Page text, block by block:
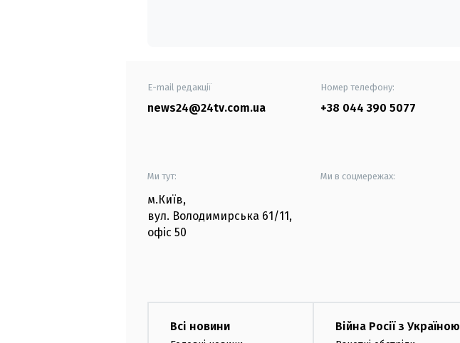
E-mail редакції
news24@24tv.com.ua
Номер телефону:
+38 044 390 5077
Ми тут:
м.Київ,
вул. Володимирська 61/11,
офіс 50
Ми в соцмережах:
Всі новини Війна Росії з Україною